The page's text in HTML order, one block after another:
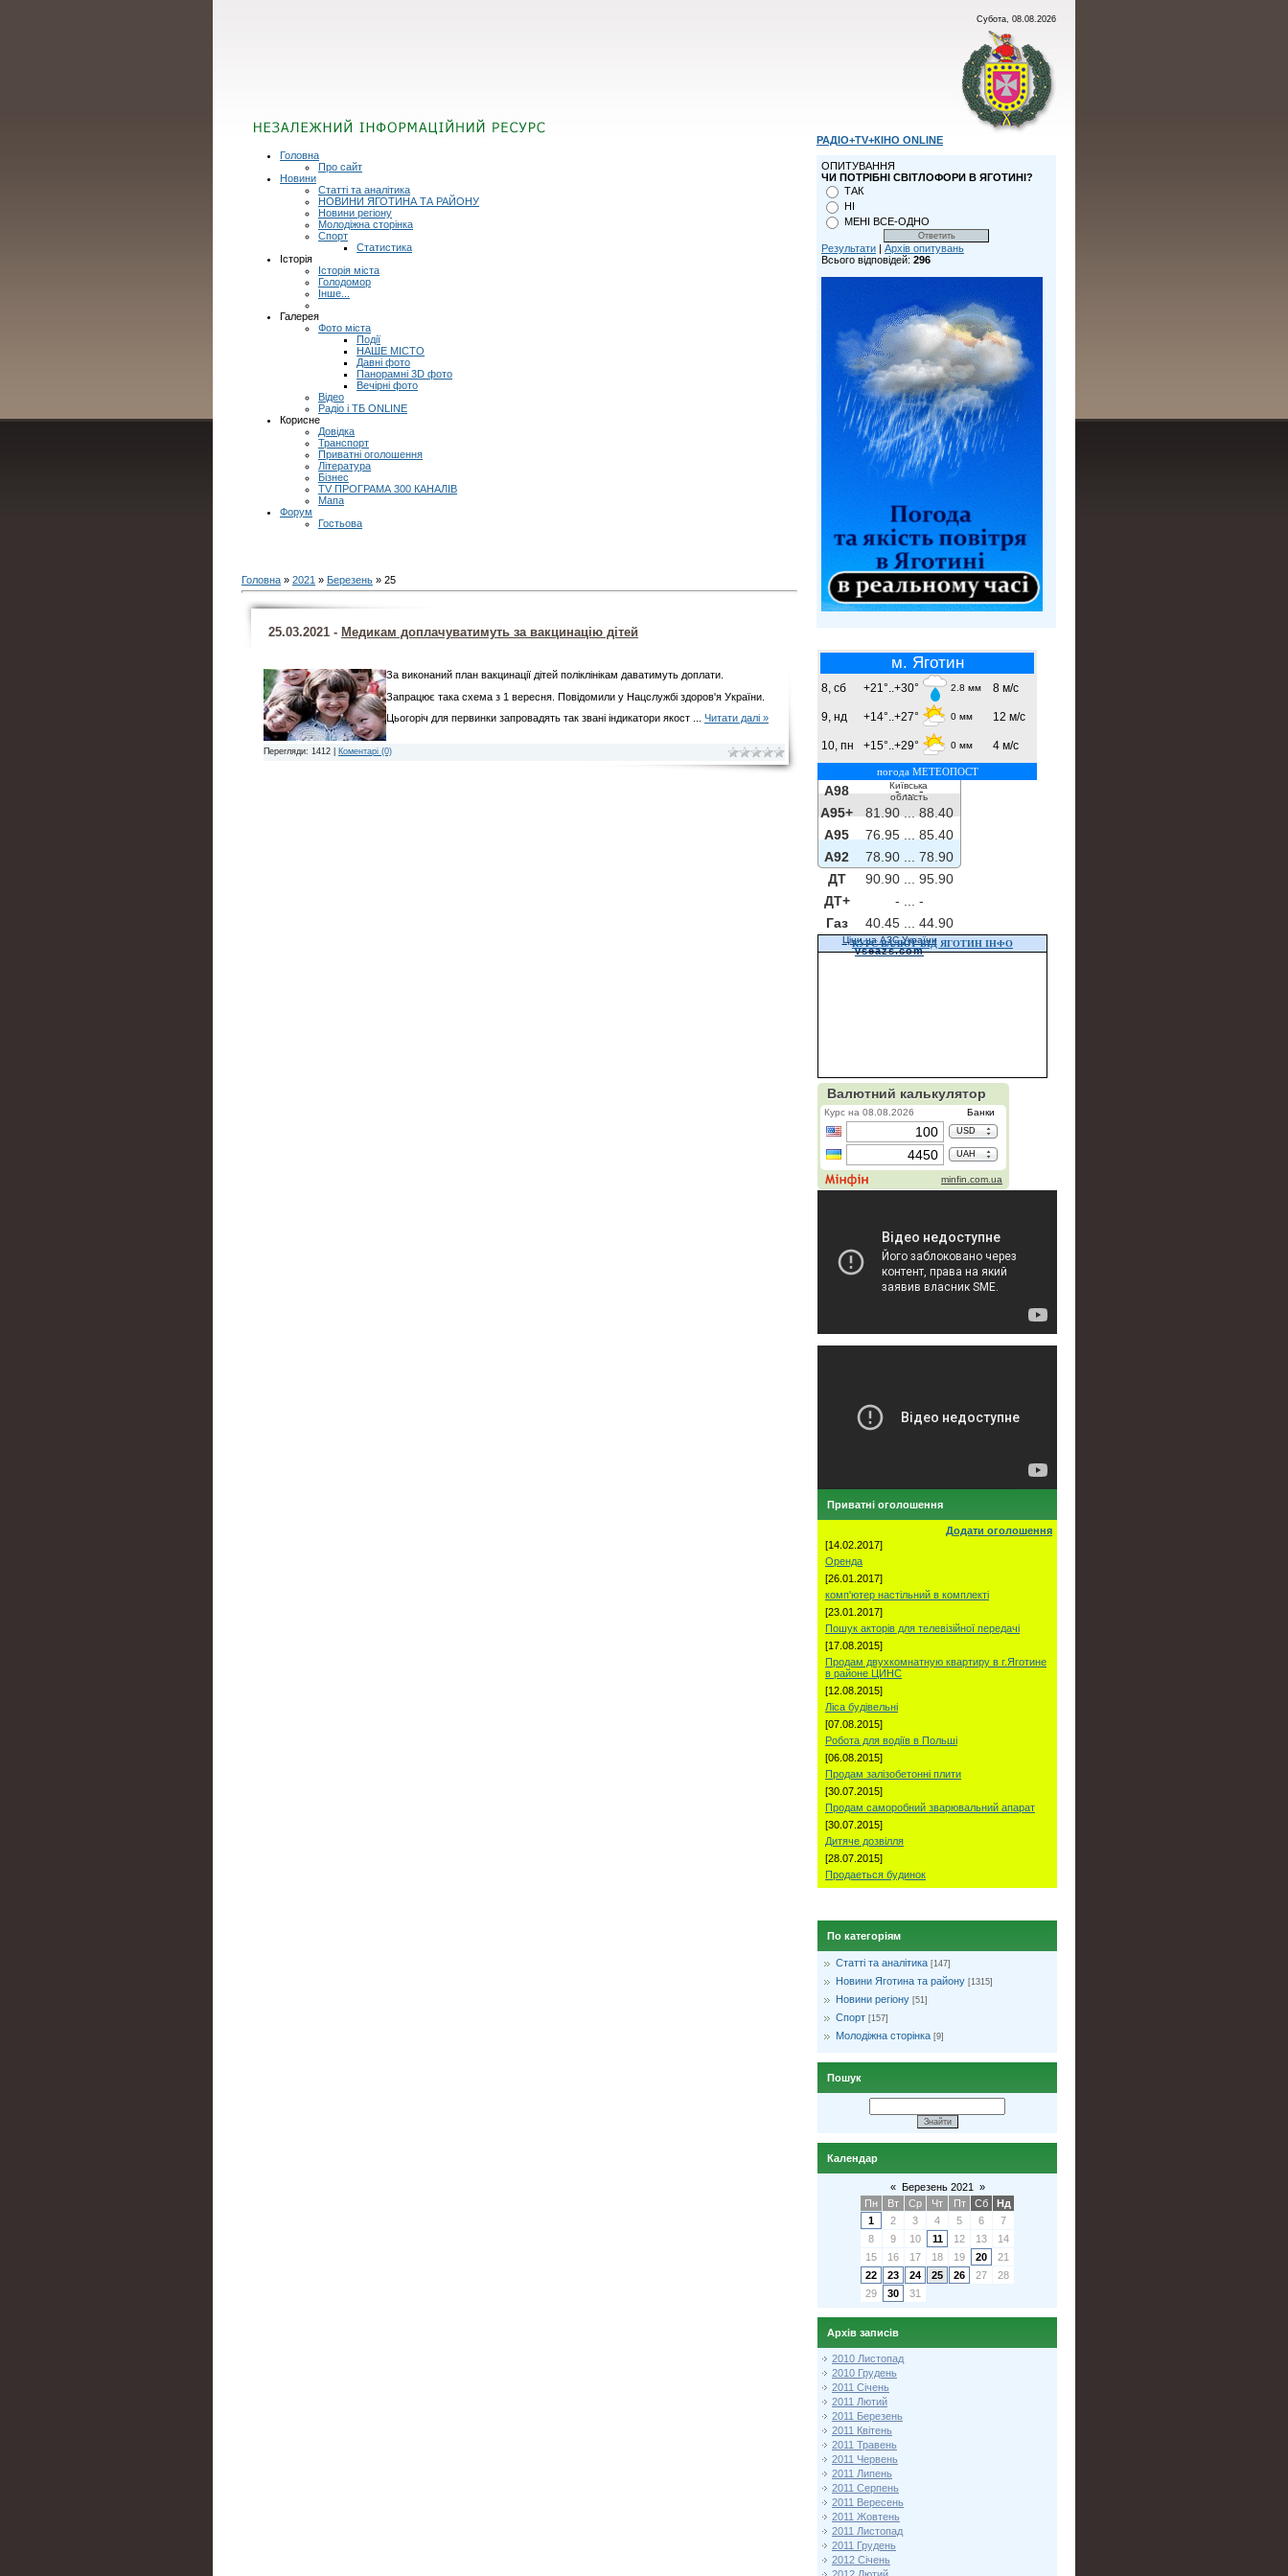
Субота, 08.08.2026
Головна
Про сайт
Новини
Статті та аналітика
НОВИНИ ЯГОТИНА ТА РАЙОНУ
Новини регіону
Молодіжна сторінка
Спорт
Статистика
Історія
Історія міста
Голодомор
Інше...
Галерея
Фото міста
Події
НАШЕ МІСТО
Давні фото
Панорамні 3D фото
Вечірні фото
Відео
Радіо і ТБ ONLINE
Корисне
Довідка
Транспорт
Приватні оголошення
Література
Бізнес
TV ПРОГРАМА 300 КАНАЛІВ
Мапа
Форум
Гостьова
Головна » 2021 » Березень » 25
25.03.2021 - Медикам доплачуватимуть за вакцинацію дітей
За виконаний план вакцинації дітей поліклінікам даватимуть доплати.
Запрацює така схема з 1 вересня. Повідомили у Нацслужбі здоров'я України.
Цьогоріч для первинки запровадять так звані індикатори якост
Читати далі »
Перегляди: 1412 | Коментарі (0)
РАДІО+TV+КІНО ONLINE
ОПИТУВАННЯ
ЧИ ПОТРІБНІ СВІТЛОФОРИ В ЯГОТИНІ?
ТАК
НІ
МЕНІ ВСЕ-ОДНО
Результати | Архів опитувань
Всього відповідей: 296
м. Яготин
8, сб +21°..+30° 2.8 мм 8 м/с
9, нд +14°..+27° 0 мм 12 м/с
10, пн +15°..+29° 0 мм 4 м/с
погода МЕТЕОПОСТ
Київська
область
A98 - ...-
A95+
81.90 ...
88.40
A95
76.95 ...
85.40
A92
78.90 ...
78.90
ДТ
90.90 ...
95.90
ДТ+
- ...
-
Газ
40.45 ... 44.90
Ціни на АЗС України
vseazs.com
КУРС ВАЛЮТ ВІД ЯГОТИН ІНФО
Приватні оголошення
Додати оголошення
[14.02.2017]
Оренда
[26.01.2017]
комп'ютер настільний в комплекті
[23.01.2017]
Пошук акторів для телевізійної передачі
[17.08.2015]
Продам двухкомнатную квартиру в г.Яготине
в районе ЦИНС
[12.08.2015]
Ліса будівельні
[07.08.2015]
Робота для водіїв в Польші
[06.08.2015]
Продам залізобетонні плити
[30.07.2015]
Продам саморобний зварювальний апарат
[30.07.2015]
Дитяче дозвілля
[28.07.2015]
Продаеться будинок
По категоріям
Статті та аналітика [147]
Новини Яготина та району [1315]
Новини регіону [51]
Спорт [157]
Молодіжна сторінка [9]
Пошук
Календар
« Березень 2021
»
Пн
Вт Ср Чт Пт Сб
Нд
1
2 3 4 5 6
7
8
9 10 11 12 13
14
15
16 17 18 19 20
21
22
23 24 25 26 27
28
29
30 31
Архів записів
2010 Листопад
2010 Грудень
2011 Січень
2011 Лютий
2011 Березень
2011 Квітень
2011 Травень
2011 Червень
2011 Липень
2011 Серпень
2011 Вересень
2011 Жовтень
2011 Листопад
2011 Грудень
2012 Січень